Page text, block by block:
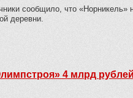
сообщило, что «Норникель»
деревни.
4 млрд рублей